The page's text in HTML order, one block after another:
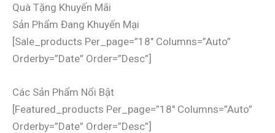
Quà Tặng Khuyến Mãi
Sản Phẩm Đang Khuyến Mại
[sale_products Per_page=”18″ Columns=”auto”
Orderby=”date” Order=”desc”]
Các Sản Phẩm Nổi Bật
[featured_products Per_page=”18″ Columns=”auto”
Orderby=”date” Order=”desc”]